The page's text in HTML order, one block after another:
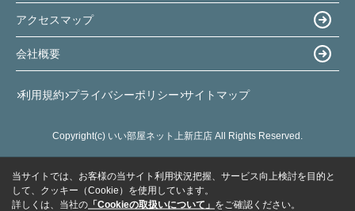
アクセスマップ
会社概要
利用規約 プライバシーポリシー サイトマップ
Copyright(c) いい部屋ネット上新庄店 All Rights Reserved.
当サイトでは、お客様の当サイト利用状況把握、サービス向上検討を目的と
して、クッキー（Cookie）を使用しています。
詳しくは、当社の 「Cookieの取扱いについて」 をご確認ください。